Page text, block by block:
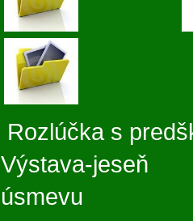
Rozlúčka s
Výstava-
úsmevu